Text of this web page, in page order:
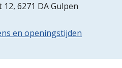
6271 DA Gulpen
en openingstijden